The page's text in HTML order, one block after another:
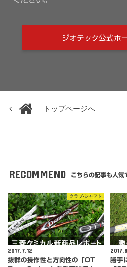
ジオテック公式ホ
トップページへ
RECOMMEND こちらの記事も人気
クラブ-シャフト
2017.7.12
抜群の操作性と方向性の「OT
勝手